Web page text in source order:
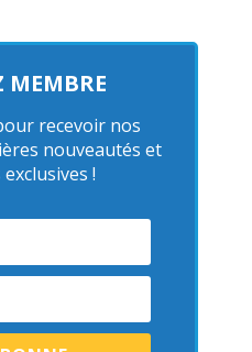
MEMBRE
recevoir nos
nouveautés et
!